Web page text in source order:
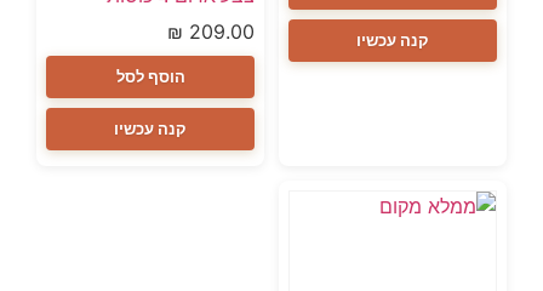
קנה עכשיו
₪ 209.00
הוסף לסל
קנה עכשיו